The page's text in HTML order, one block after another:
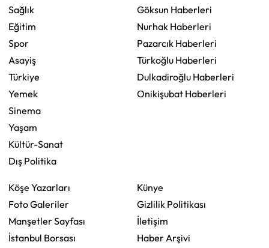
Sağlık
Eğitim
Spor
Asayiş
Türkiye
Yemek
Sinema
Yaşam
Kültür-Sanat
Dış Politika
Göksun Haberleri
Nurhak Haberleri
Pazarcık Haberleri
Türkoğlu Haberleri
Dulkadiroğlu Haberleri
Onikişubat Haberleri
Köşe Yazarları
Foto Galeriler
Manşetler Sayfası
İstanbul Borsası
Künye
Gizlilik Politikası
İletişim
Haber Arşivi